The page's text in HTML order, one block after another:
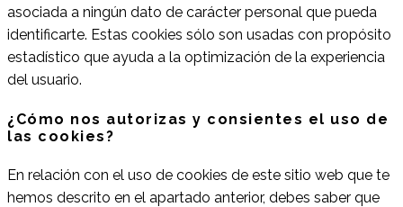
asociada a ningún dato de carácter personal que pueda
identificarte. Estas cookies sólo son usadas con propósito
estadístico que ayuda a la optimización de la experiencia
del usuario.
¿Cómo nos autorizas y consientes el uso de
las cookies?
En relación con el uso de cookies de este sitio web que te
hemos descrito en el apartado anterior, debes saber que